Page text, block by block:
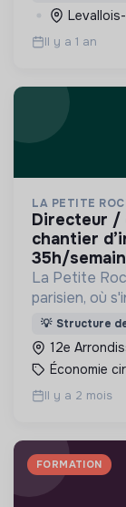
Il y a 1 an
LA PETITE
directeur / directrice – cip (h/f) de
chantier
35h/
La Petite
parisien, où
écologiques.
💡 Structure de
12e
Économie
Il y a 2 mois
FORMATION